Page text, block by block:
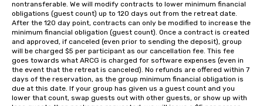
dreams! If you would like to use a
meeting room we have a number of
different rooms that are available,
from boardrooms to large venues. We
have cozy lodging options ranging
anywhere from cabins to cottages.
Wake up under the canopy in a
forested paradise at whatever level
nontransferable. We will modify contracts to lower minimum financial
obligations (guest count) up to 120 days out from the retreat date.
After the 120 day point, contracts can only be modified to increase the
minimum financial obligation (guest count). Once a contract is created
and approved, if canceled (even prior to sending the deposit), group
will be charged $5 per participant as our cancellation fee. This fee
goes towards what ARCG is charged for software expenses (even in
the event that the retreat is canceled). No refunds are offered within 7
days of the reservation, as the group minimum financial obligation is
due at this date. If your group has given us a guest count and you
lower that count, swap guests out with other guests, or show up with